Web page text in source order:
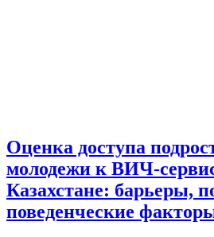
Оценка доступа
молодежи к ВИЧ-
Казахстане: барьеры,
поведенческие